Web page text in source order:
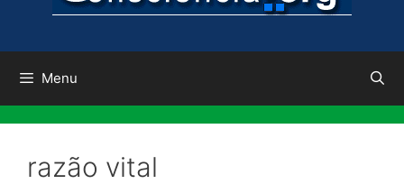
Menu
razão vital